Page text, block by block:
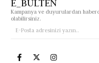
Camlarında kullanılan
gözlerinizi zararlı
asetat ve metal alaşımlar
E_BÜLTEN
Kampanya ve duyurulardan
olabilirsiniz.